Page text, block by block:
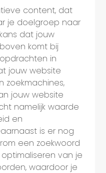
content, dat
je doelgroep naar
dat jouw
komt bij
in
jouw website
zoekmachines,
jouw website
namelijk waarde
en
is er nog
een zoekwoord
van je
waardoor je